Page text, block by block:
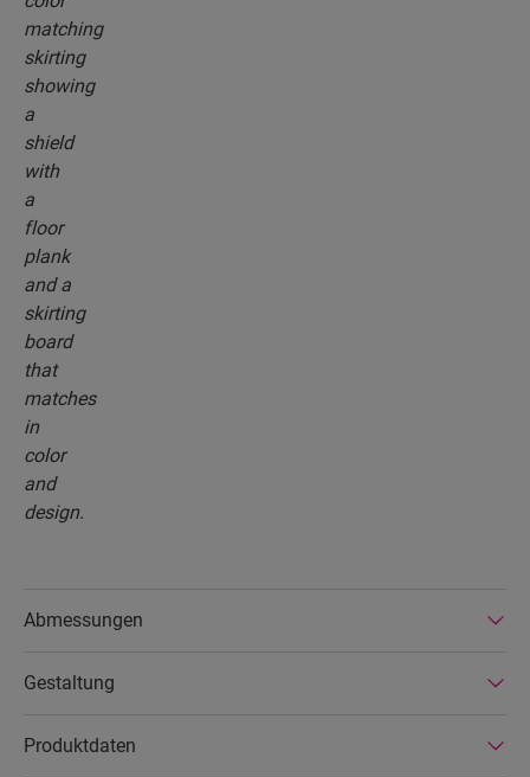
Abmessungen
Gestaltung
Produktdaten